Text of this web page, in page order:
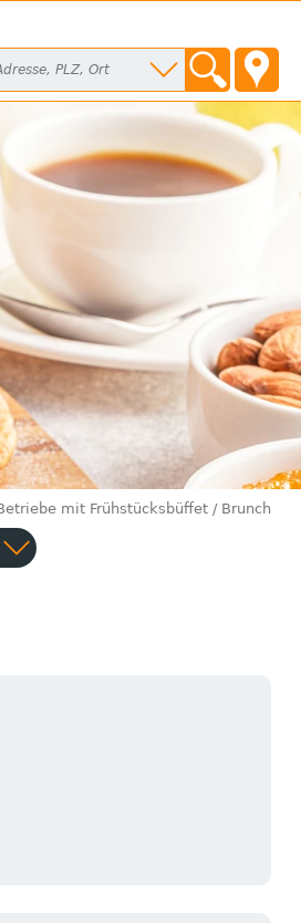
mit Frühstücksbüffet / Brunch